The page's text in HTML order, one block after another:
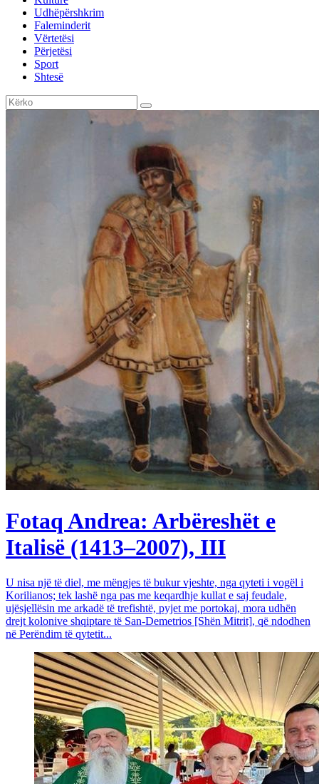
Udhëpërshkrim
Faleminderit
Vërtetësi
Përjetësi
Sport
Shtesë
Fotaq Andrea: Arbëreshët e
Italisë (1413–2007), III
U nisa një të diel, me mëngjes të bukur vjeshte, nga qyteti i vogël i
Korilianos; tek lashë nga pas me keqardhje kullat e saj feudale,
ujësjellësin me arkadë të trefishtë, pyjet me portokaj, mora udhën
drejt kolonive shqiptare të San-Demetrios [Shën Mitrit], që ndodhen
në Perëndim të qytetit...